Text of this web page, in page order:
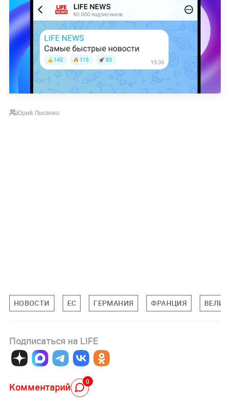
Юрий Лысенко
НОВОСТИ ЕС ГЕРМАНИЯ ФРАНЦИЯ
Подписаться на LIFE
Комментарий 0